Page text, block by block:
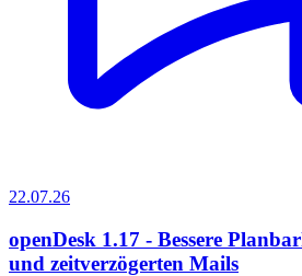
22.07.26
openDesk 1.17 - Bessere
und zeitverzögerten Mails